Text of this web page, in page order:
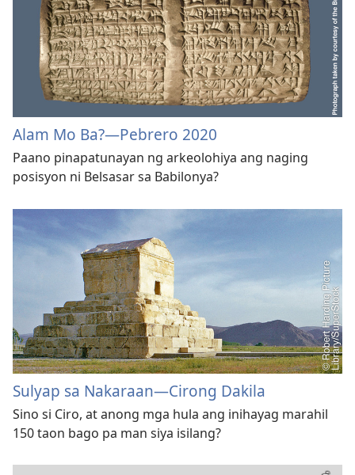
Alam Mo Ba?​—Pebrero 2020
Paano pinapatunayan ng arkeolohiya ang naging
posisyon ni Belsasar sa Babilonya?
Sulyap sa Nakaraan—Cirong Dakila
Sino si Ciro, at anong mga hula ang inihayag marahil
150 taon bago pa man siya isilang?